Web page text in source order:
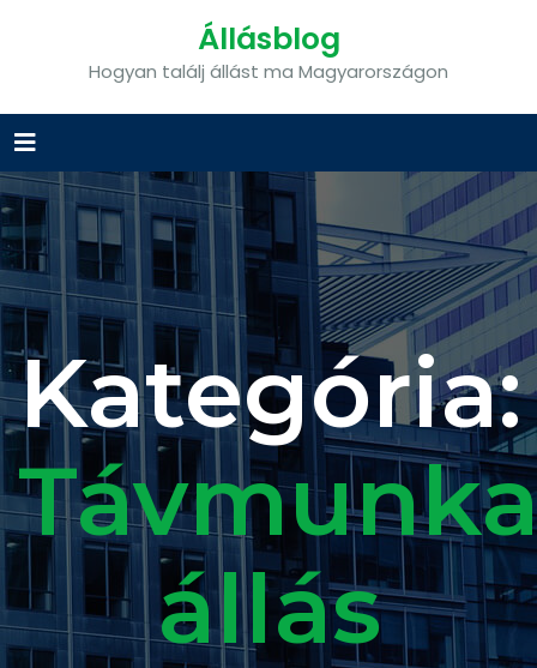
Állásblog
Hogyan találj állást ma Magyarországon
Kategória:
állás